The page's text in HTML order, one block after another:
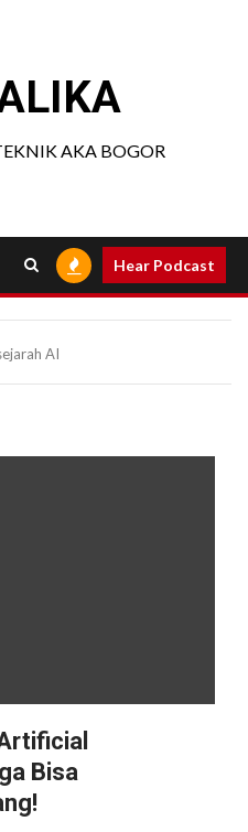
AKA BOGOR
Hear Podcast
AI
Bisa